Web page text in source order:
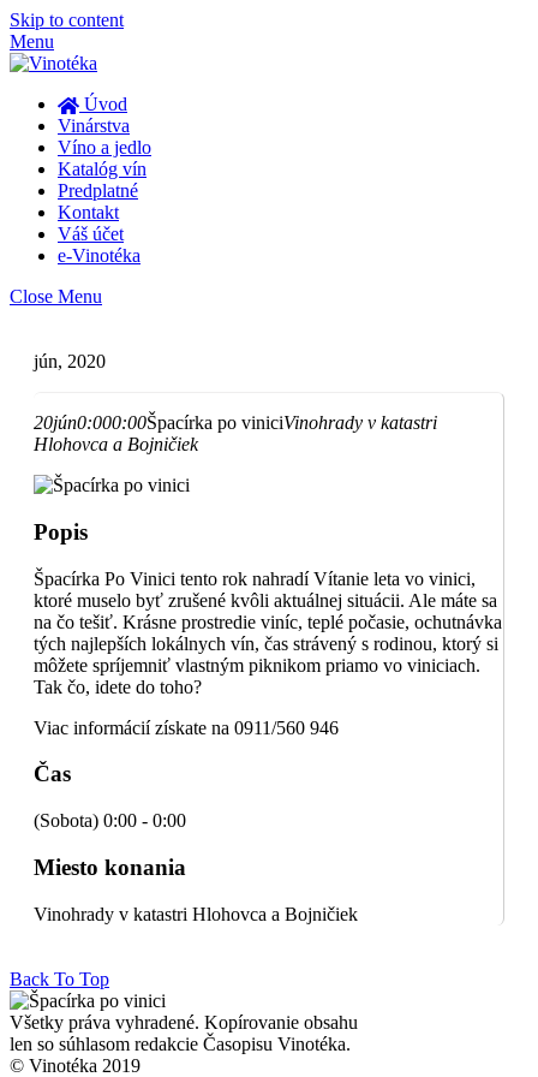
Skip to content
Menu
Úvod
Vinárstva
Víno a jedlo
Katalóg vín
Predplatné
Kontakt
Váš účet
e-Vinotéka
Close Menu
jún, 2020
20jún0:000:00Špacírka po viniciVinohrady v katastri
Hlohovca a Bojničiek
Popis
Špacírka Po Vinici tento rok nahradí Vítanie leta vo vinici,
ktoré muselo byť zrušené kvôli aktuálnej situácii. Ale máte sa
na čo tešiť. Krásne prostredie viníc, teplé počasie, ochutnávka
tých najlepších lokálnych vín, čas strávený s rodinou, ktorý si
môžete spríjemniť vlastným piknikom priamo vo viniciach.
Tak čo, idete do toho?
Viac informácií získate na 0911/560 946
Čas
(Sobota) 0:00 - 0:00
Miesto konania
Vinohrady v katastri Hlohovca a Bojničiek
Back To Top
Všetky práva vyhradené. Kopírovanie obsahu
len so súhlasom redakcie Časopisu Vinotéka.
© Vinotéka 2019